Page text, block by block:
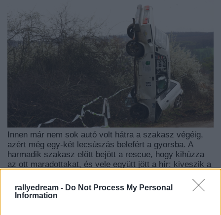
rallyedream - Do Not Process My Personal
Information
Innen már nem sok autó volt hátra a szakasz végéig,
azért még egy-két lecsúszás belefért a gyorsba. A
harmadik szakasz előtt bejött a rescue, hogy kihúzza
az ott maradottakat, és vele együtt jött a hír: kiveszik a
megoldható volt, ugyanis ez a trükkös hely gyors
elején/végén(iránytól függően) található.